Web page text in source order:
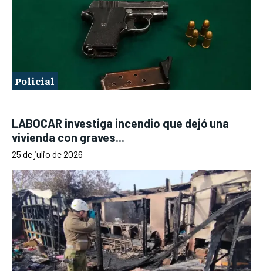
Policial
LABOCAR investiga incendio que dejó una
vivienda con graves...
25 de julio de 2026